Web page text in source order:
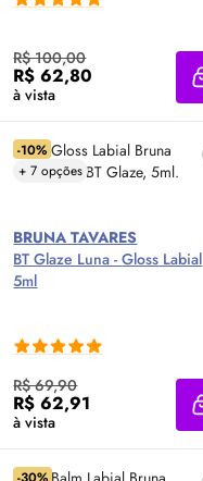
R$ 100,00
R$ 62,80
à vista
-10%
+ 7 opções
BRUNA TAVARES
BT Glaze Luna -Gloss Labial
5ml
R$ 69,90
R$ 62,91
à vista